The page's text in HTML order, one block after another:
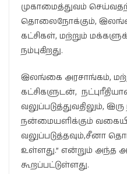
முகாமைத்துவம்
தொலைநோக்கும்,
கட்சிகள், மற்றும்
நம்புகிறது.
இலங்கை அரசாங்கம்,
கட்சிகளுடன்,
வலுப்படுத்துவதிலும்,
நன்மையளிக்கும்
வலுப்படுத்தவும்,சீனா
உள்ளது.” என்றும் அந்த
கூறப்பட்டுள்ளது.